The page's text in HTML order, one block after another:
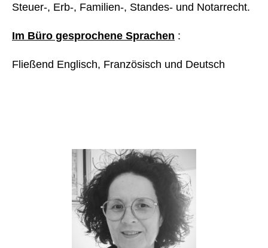
Steuer-, Erb-, Familien-, Standes- und Notarrecht.
Im Büro gesprochene Sprachen :
Fließend Englisch, Französisch und Deutsch